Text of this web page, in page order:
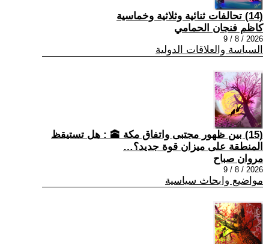
(14) تحالفات ثنائية وثلاثية وخماسية
كاظم فنجان الحمامي
2026 / 8 / 9
السياسة والعلاقات الدولية
(15) بين ظهور مجتبى واتفاق مكة 🕋 : هل تستيقظ
المنطقة على ميزان قوة جديد؟…
مروان صباح
2026 / 8 / 9
مواضيع وابحاث سياسية